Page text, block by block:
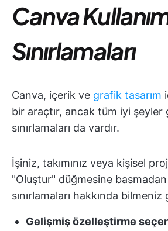
Canva
Sınırlamaları
Canva, içerik ve grafik tasarım
bir araçtır, ancak tüm iyi şeyler
sınırlamaları da vardır.
İşiniz, takımınız veya kişisel
"Oluştur" düğmesine
sınırlamaları hakkında
Gelişmiş özelleştirme